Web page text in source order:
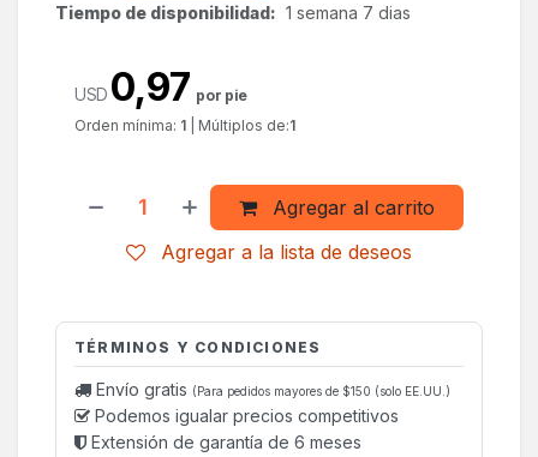
Tiempo de disponibilidad: 1 semana 7 dias
Agregar al carrito
Agregar a la lista de deseos
USD 0,97 por pie
Orden mínima: 1 Múltiplos de:1
TÉRMINOS Y CONDICIONES
Envío gratis (Para pedidos mayores de $150 (solo EE.UU.)
Podemos igualar precios competitivos
Extensión de garantía de 6 meses